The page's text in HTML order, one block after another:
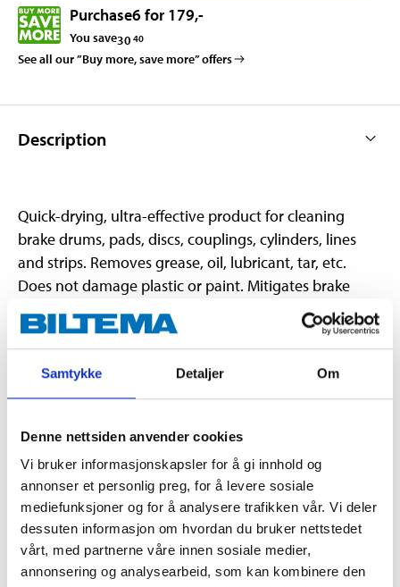
Samtykke Detaljer Om
Denne nettsiden anvender cookies
Vi bruker informasjonskapsler for å gi innhold og
annonser et personlig preg, for å levere sosiale
mediefunksjoner og for å analysere trafikken vår. Vi deler
dessuten informasjon om hvordan du bruker nettstedet
vårt, med partnerne våre innen sosiale medier,
annonsering og analysearbeid, som kan kombinere den
Purchase6 for 179,-
You save30 40
See all our ”Buy more, save more” offers
Description
Quick-drying, ultra-effective product for cleaning
brake drums, pads, discs, couplings, cylinders, lines
and strips. Removes grease, oil, lubricant, tar, etc.
Does not damage plastic or paint. Mitigates brake
Contains:Hydrocarbons, C6-C7, n-alkanes, isoalkanes,
cyclics, <5% n-hexane, PROPANE, BUTANE,
ISOBUTANE, CARBON DIOXIDE.
Danger
H222 Extremely flammable aerosol.
H229 Pressurised container: May burst if heated.
H315 Causes skin irritation.
H336 May cause drowsiness or dizziness.